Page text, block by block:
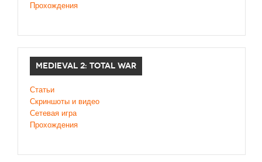
Прохождения
MEDIEVAL 2: TOTAL WAR
Статьи
Скриншоты и видео
Сетевая игра
Прохождения